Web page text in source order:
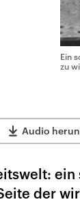
Ein
zu
Audio
ein
der